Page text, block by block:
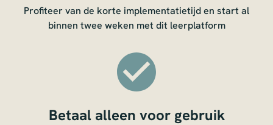
Profiteer van de korte implementatietijd en start al
binnen twee weken met dit leerplatform
Betaal alleen voor gebruik